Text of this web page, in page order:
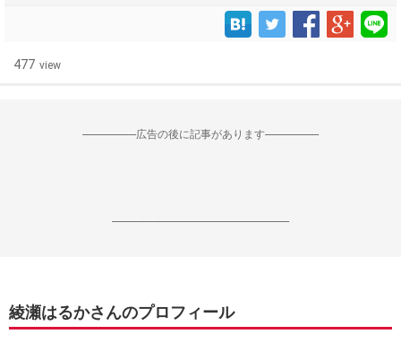
477 view
--------------------広告の後に記事があります--------------------
------------------------------------------------------------------
綾瀬はるかさんのプロフィール